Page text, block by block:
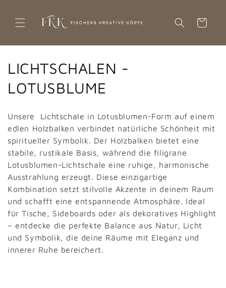
Inhalt
WARENKORB
K
a
e
g
o
r
i
e
:
LICHTSCHALEN -
LOTUSBLUME
Unsere Lichtschale in Lotusblumen-Form auf einem
edlen Holzbalken verbindet natürliche Schönheit mit
spiritueller Symbolik. Der Holzbalken bietet eine
stabile, rustikale Basis, während die filigrane
Lotusblumen-Lichtschale eine ruhige, harmonische
Ausstrahlung erzeugt. Diese einzigartige
Kombination setzt stilvolle Akzente in deinem Raum
und schafft eine entspannende Atmosphäre. Ideal
für Tische, Sideboards oder als dekoratives Highlight
– entdecke die perfekte Balance aus Natur, Licht
und Symbolik, die deine Räume mit Eleganz und
innerer Ruhe bereichert.